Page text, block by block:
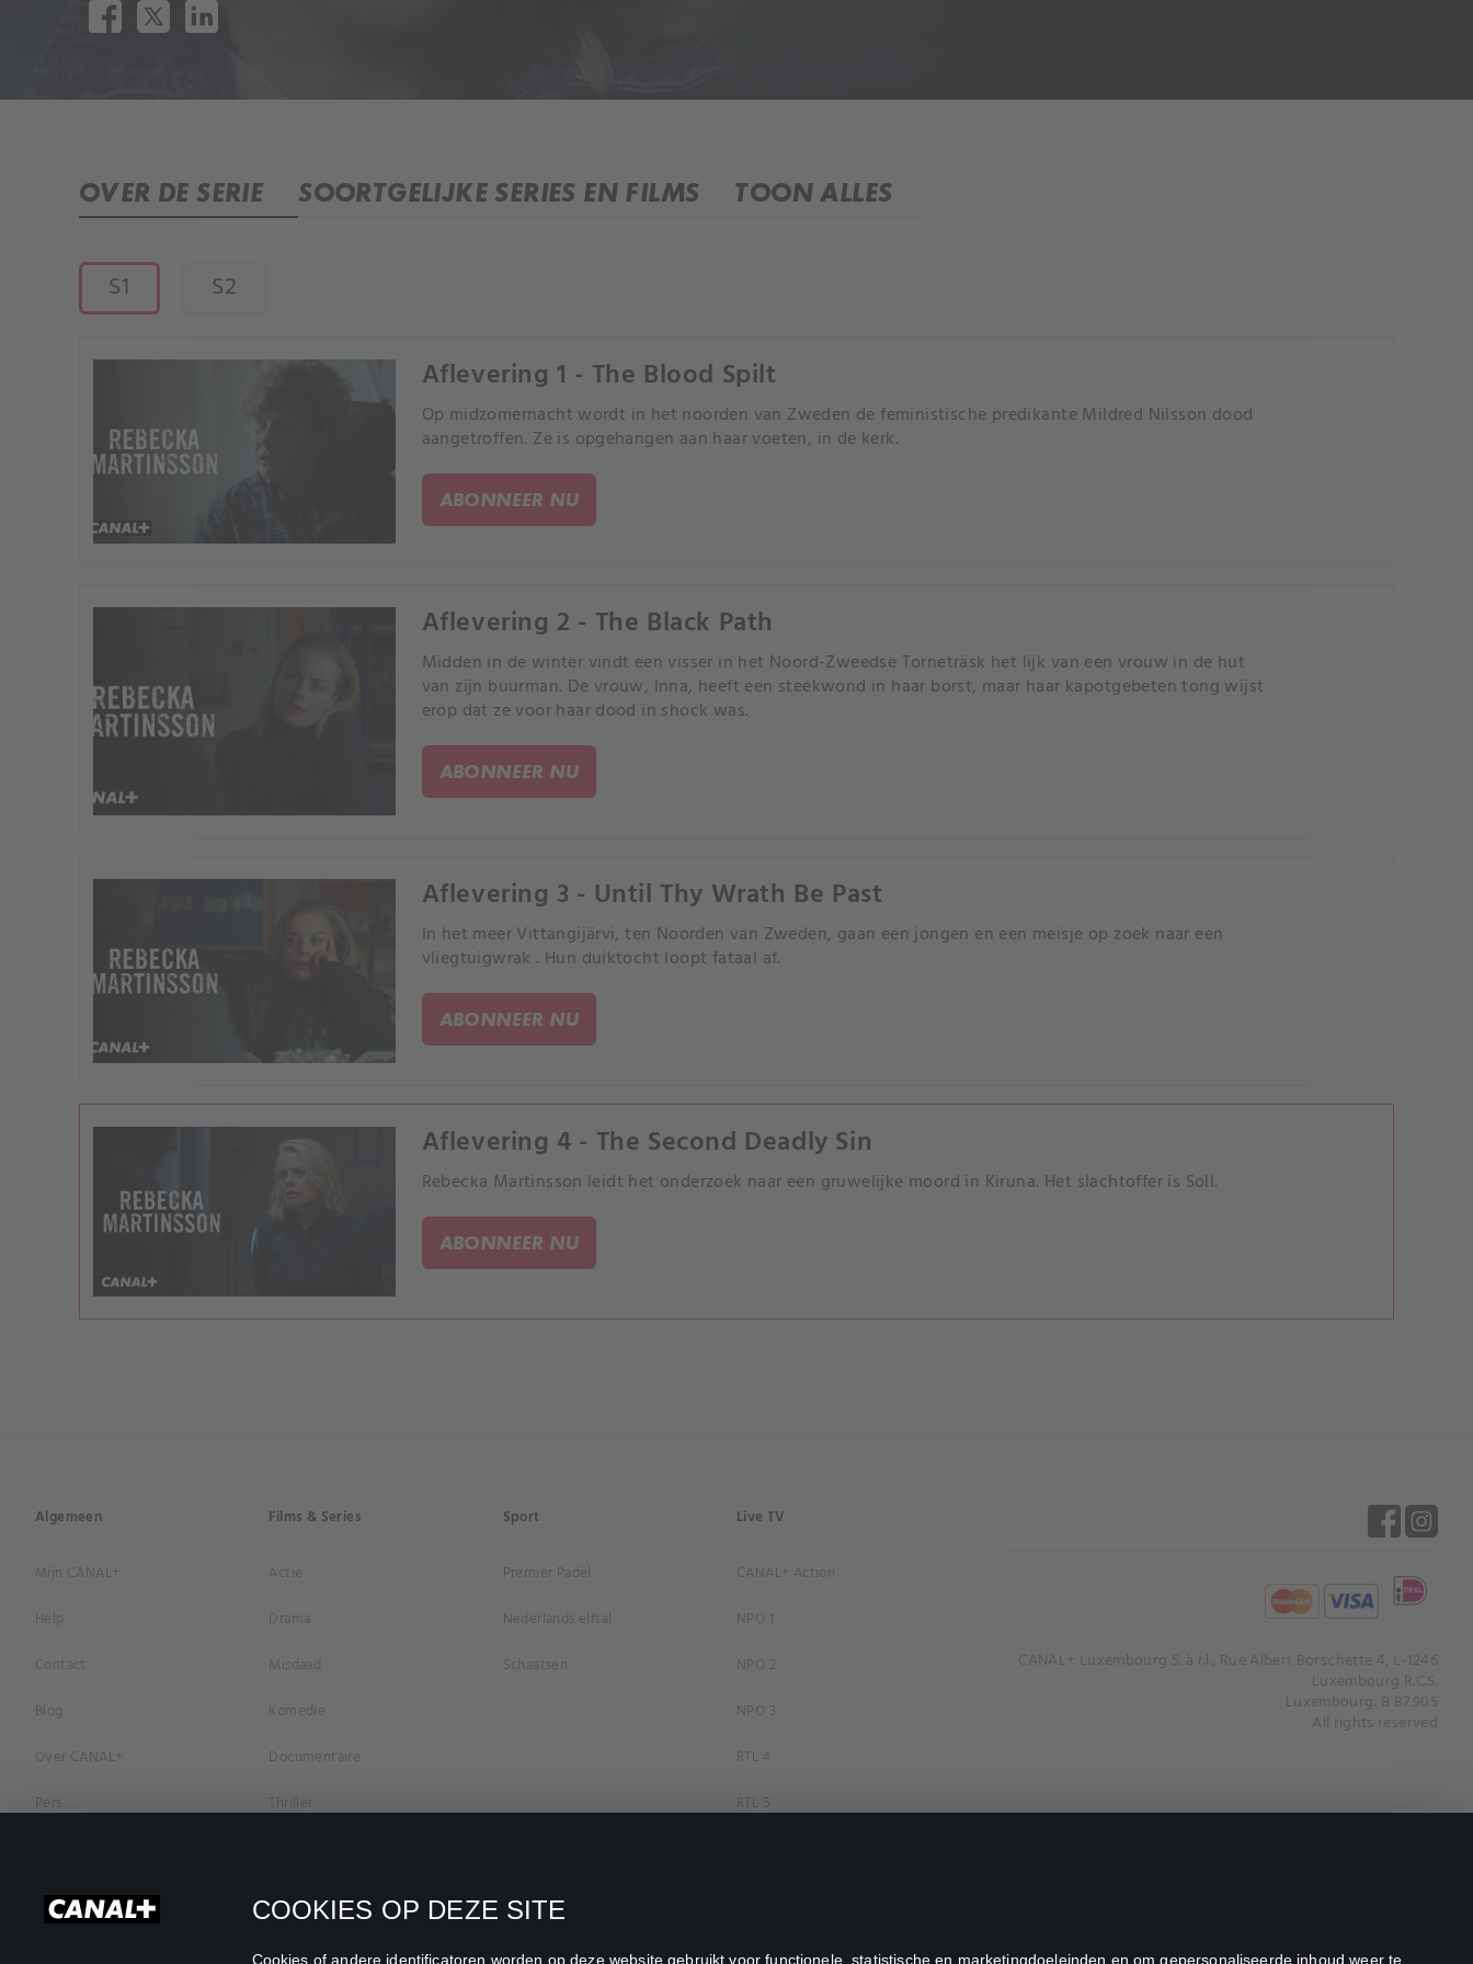
COOKIES OP DEZE SITE
Cookies of andere identificatoren worden op deze website gebruikt voor functionele, statistische en marketingdoeleinden en om gepersonaliseerde inhoud weer te
OVER DE SERIE SOORTGELIJKE SERIES EN FILMS TOON ALLES
S1 S2
Aflevering 1 - The Blood Spilt
Op midzomernacht wordt in het noorden van Zweden de feministische predikante Mildred Nilsson dood
aangetroffen. Ze is opgehangen aan haar voeten, in de kerk.
ABONNEER NU
Aflevering 2 - The Black Path
Midden in de winter vindt een visser in het Noord-Zweedse Torneträsk het lijk van een vrouw in de hut
van zijn buurman. De vrouw, Inna, heeft een steekwond in haar borst, maar haar kapotgebeten tong wijst
erop dat ze voor haar dood in shock was.
ABONNEER NU
Aflevering 3 - Until Thy Wrath Be Past
In het meer Vittangijärvi, ten Noorden van Zweden, gaan een jongen en een meisje op zoek naar een
vliegtuigwrak . Hun duiktocht loopt fataal af.
ABONNEER NU
Aflevering 4 - The Second Deadly Sin
Rebecka Martinsson leidt het onderzoek naar een gruwelijke moord in Kiruna. Het slachtoffer is Soll.
ABONNEER NU
Algemeen
Mijn CANAL+
Help
Contact
Blog
Over CANAL+
Pers
Privacybeleid
Films & Series
Actie
Drama
Misdaad
Komedie
Documentaire
Thriller
Romantiek
Sport
Premier Padel
Nederlands elftal
Schaatsen
Live TV
CANAL+ Action
NPO 1
NPO 2
NPO 3
RTL 4
RTL 5
CANAL+ Luxembourg S. à r.l., Rue Albert Borschette 4, L-1246
Luxembourg R.C.S.
Luxembourg: B 87.905
All rights reserved